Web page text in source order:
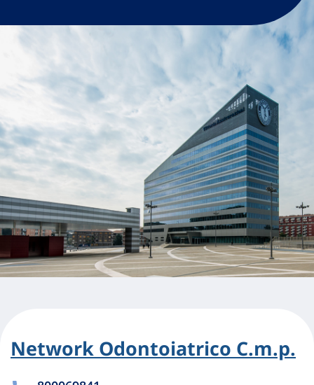
Network Odontoiatrico C.m.p.